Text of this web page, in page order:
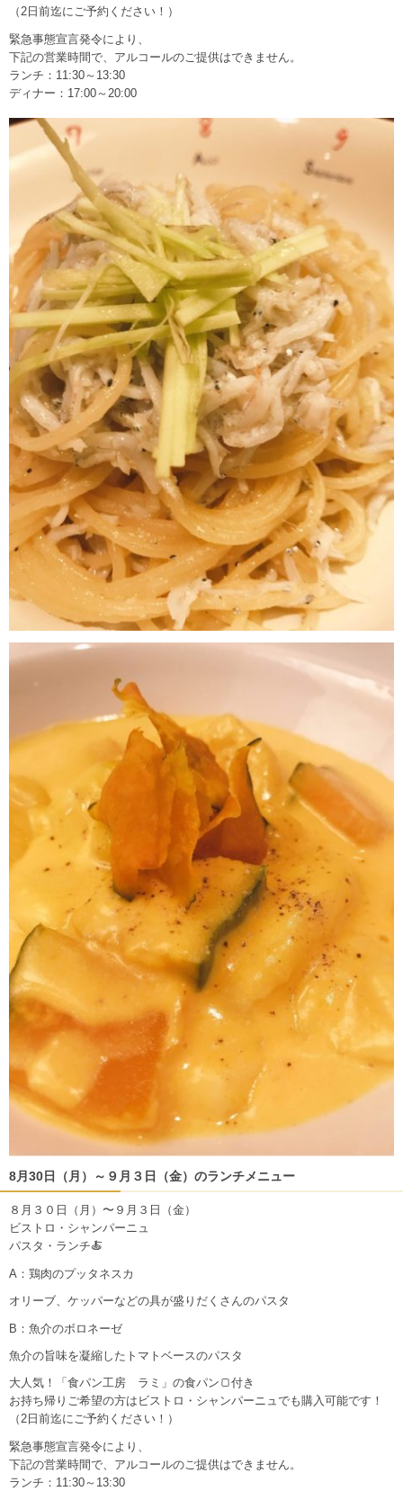
（2日前迄にご予約ください！）
緊急事態宣言発令により、
下記の営業時間で、アルコールのご提供はできません。
ランチ：11:30～13:30
ディナー：17:00～20:00
8月30日（月）～９月３日（金）のランチメニュー
８月３０日（月）〜９月３日（金）
ビストロ・シャンパーニュ
パスタ・ランチ🍝
A：鶏肉のプッタネスカ
オリーブ、ケッパーなどの具が盛りだくさんのパスタ
B：魚介のボロネーゼ
魚介の旨味を凝縮したトマトベースのパスタ
大人気！「食パン工房 ラミ」の食パン🍞付き
お持ち帰りご希望の方はビストロ・シャンパーニュでも購入可能です！
（2日前迄にご予約ください！）
緊急事態宣言発令により、
下記の営業時間で、アルコールのご提供はできません。
ランチ：11:30～13:30